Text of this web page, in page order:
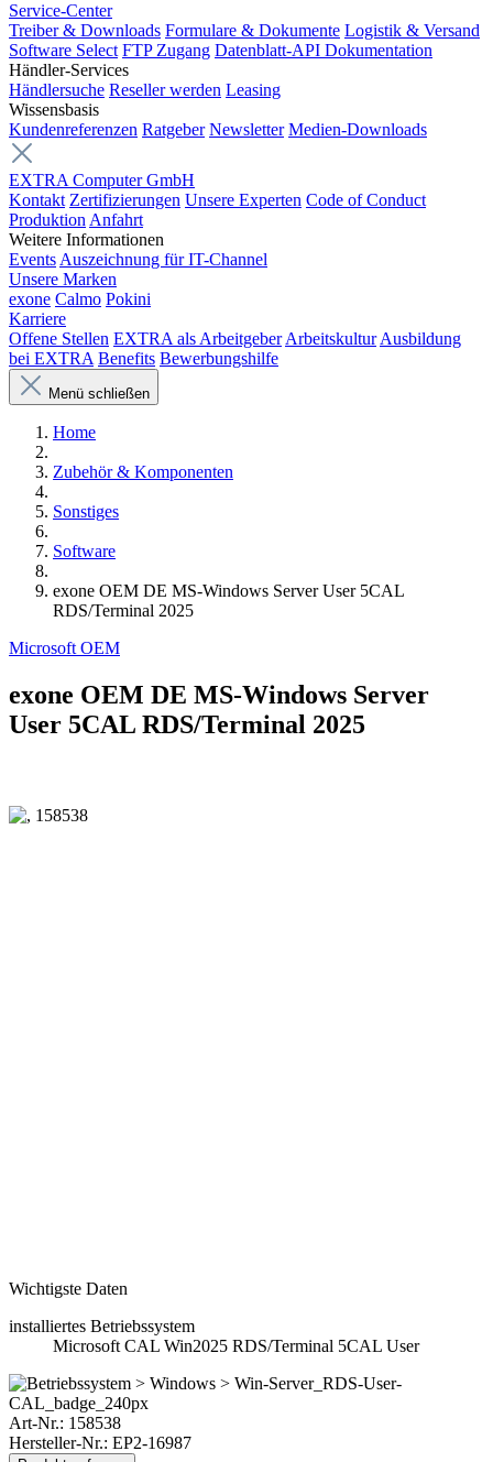
Service-Center
Treiber & Downloads Formulare & Dokumente Logistik & Versand
Software Select FTP Zugang Datenblatt-API Dokumentation
Händler-Services
Händlersuche Reseller werden Leasing
Wissensbasis
Kundenreferenzen Ratgeber Newsletter Medien-Downloads
EXTRA Computer GmbH
Kontakt Zertifizierungen Unsere Experten Code of Conduct
Produktion Anfahrt
Weitere Informationen
Events Auszeichnung für IT-Channel
Unsere Marken
exone Calmo Pokini
Karriere
Offene Stellen EXTRA als Arbeitgeber Arbeitskultur Ausbildung
bei EXTRA Benefits Bewerbungshilfe
Menü schließen
Home
Zubehör & Komponenten
Sonstiges
Software
exone OEM DE MS-Windows Server User 5CAL
RDS/Terminal 2025
Microsoft OEM
exone OEM DE MS-Windows Server
User 5CAL RDS/Terminal 2025
Wichtigste Daten
installiertes Betriebssystem
Microsoft CAL Win2025 RDS/Terminal 5CAL User
Art-Nr.: 158538
Hersteller-Nr.: EP2-16987